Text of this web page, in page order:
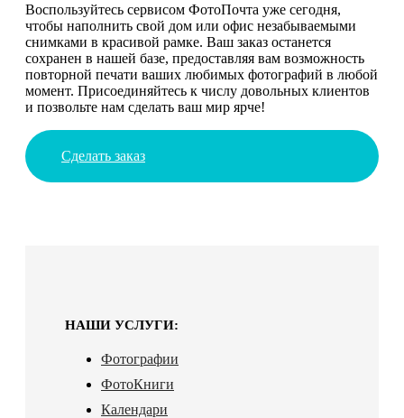
Воспользуйтесь сервисом ФотоПочта уже сегодня,
чтобы наполнить свой дом или офис незабываемыми
снимками в красивой рамке. Ваш заказ останется
сохранен в нашей базе, предоставляя вам возможность
повторной печати ваших любимых фотографий в любой
момент. Присоединяйтесь к числу довольных клиентов
и позвольте нам сделать ваш мир ярче!
Сделать заказ
НАШИ УСЛУГИ:
Фотографии
ФотоКниги
Календари